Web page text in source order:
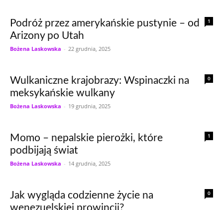
1
Podróż przez amerykańskie pustynie – od
Arizony po Utah
Bożena Laskowska - 22 grudnia, 2025
0
Wulkaniczne krajobrazy: Wspinaczki na
meksykańskie wulkany
Bożena Laskowska - 19 grudnia, 2025
1
Momo – nepalskie pierożki, które
podbijają świat
Bożena Laskowska - 14 grudnia, 2025
0
Jak wygląda codzienne życie na
wenezuelskiej prowincji?